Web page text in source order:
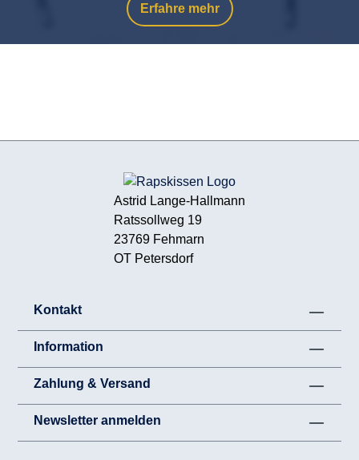
Erfahre mehr
Astrid Lange-Hallmann
Ratssollweg 19
23769 Fehmarn
OT Petersdorf
Kontakt
Information
Zahlung & Versand
Newsletter anmelden